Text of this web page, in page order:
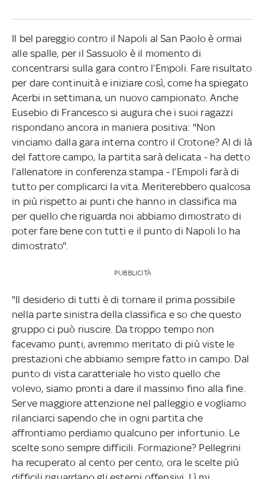
Il bel pareggio contro il Napoli al San Paolo è ormai
alle spalle, per il Sassuolo è il momento di
concentrarsi sulla gara contro l’Empoli. Fare risultato
per dare continuità e iniziare così, come ha spiegato
Acerbi in settimana, un nuovo campionato. Anche
Eusebio di Francesco si augura che i suoi ragazzi
rispondano ancora in maniera positiva: "Non
vinciamo dalla gara interna contro il Crotone? Al di là
del fattore campo, la partita sarà delicata - ha detto
l’allenatore in conferenza stampa - l’Empoli farà di
tutto per complicarci la vita. Meriterebbero qualcosa
in più rispetto ai punti che hanno in classifica ma
per quello che riguarda noi abbiamo dimostrato di
poter fare bene con tutti e il punto di Napoli lo ha
dimostrato".
PUBBLICITÀ
"Il desiderio di tutti è di tornare il prima possibile
nella parte sinistra della classifica e so che questo
gruppo ci può riuscire. Da troppo tempo non
facevamo punti, avremmo meritato di più viste le
prestazioni che abbiamo sempre fatto in campo. Dal
punto di vista caratteriale ho visto quello che
volevo, siamo pronti a dare il massimo fino alla fine.
Serve maggiore attenzione nel palleggio e vogliamo
rilanciarci sapendo che in ogni partita che
affrontiamo perdiamo qualcuno per infortunio. Le
scelte sono sempre difficili. Formazione? Pellegrini
ha recuperato al cento per cento, ora le scelte più